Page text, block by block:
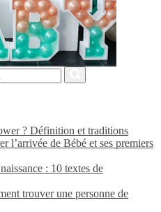
? Définition et traditions
l’arrivée de Bébé et ses premiers
: 10 textes de
trouver une personne de